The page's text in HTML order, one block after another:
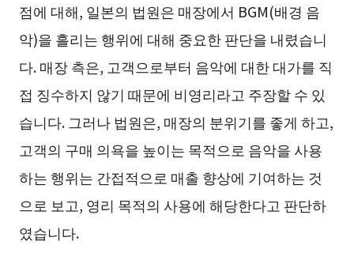
점에 대해, 일본의 법원은 매장에서 BGM(배경 음
악)을 흘리는 행위에 대해 중요한 판단을 내렸습니
다. 매장 측은, 고객으로부터 음악에 대한 대가를 직
접 징수하지 않기 때문에 비영리라고 주장할 수 있
습니다. 그러나 법원은, 매장의 분위기를 좋게 하고,
고객의 구매 의욕을 높이는 목적으로 음악을 사용
하는 행위는 간접적으로 매출 향상에 기여하는 것
으로 보고, 영리 목적의 사용에 해당한다고 판단하
였습니다.